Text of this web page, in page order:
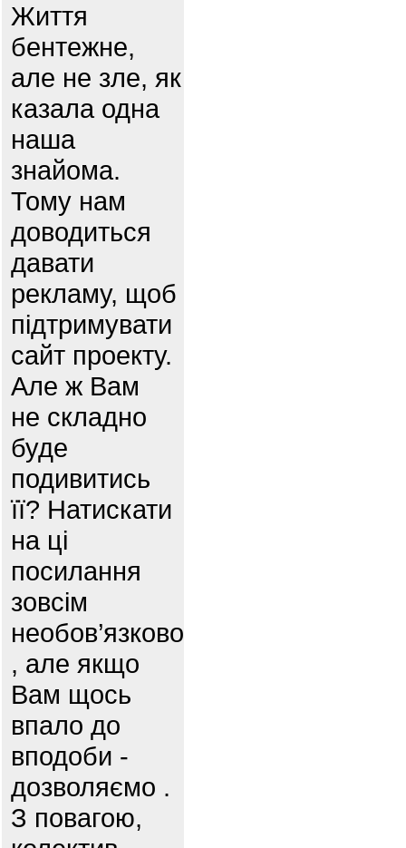
Життя
бентежне,
але не зле, як
казала одна
наша
знайома.
Тому нам
доводиться
давати
рекламу, щоб
підтримувати
сайт проекту.
Але ж Вам
не складно
буде
подивитись
її? Натискати
на ці
посилання
зовсім
необов’язково
, але якщо
Вам щось
впало до
вподоби -
дозволяємо .
З повагою,